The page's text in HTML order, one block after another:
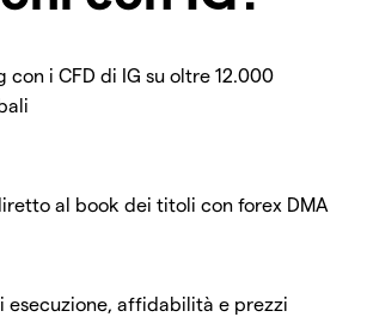
con i CFD di IG su oltre 12.000
al book dei titoli con forex DMA
esecuzione, affidabilità e prezzi